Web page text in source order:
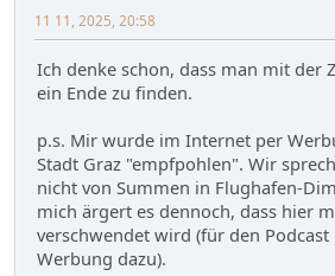
11 11, 2025, 20:58
Ich denke schon, dass man mit der
ein Ende zu finden.
p.s. Mir wurde im Internet per
Stadt Graz "empfpohlen". Wir
nicht von Summen in Flughafen-
mich ärgert es dennoch, dass hier
verschwendet wird (für den
Werbung dazu).